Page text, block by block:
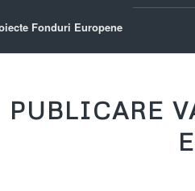
Fonduri Europene
PUBLICARE